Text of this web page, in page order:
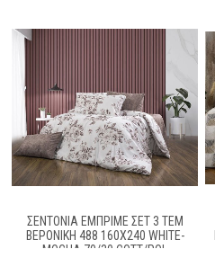
ΣΕΝΤΌΝΙΑ ΕΜΠΡΙΜΈ ΣΕΤ 3 ΤΕΜ
ΒΕΡΟΝΊΚΗ 488 160X240 WHITE-
MOCHA 70/30 COTT/POL